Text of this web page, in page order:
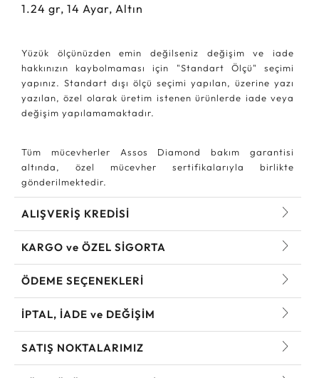
1.24 gr, 14 Ayar, Altın
Yüzük ölçünüzden emin değilseniz değişim ve iade
hakkınızın kaybolmaması için "Standart Ölçü" seçimi
yapınız. Standart dışı ölçü seçimi yapılan, üzerine yazı
yazılan, özel olarak üretim istenen ürünlerde iade veya
değişim yapılamamaktadır.
Tüm mücevherler Assos Diamond bakım garantisi
altında, özel mücevher sertifikalarıyla birlikte
gönderilmektedir.
ALIŞVERİŞ KREDİSİ
KARGO ve ÖZEL SİGORTA
ÖDEME SEÇENEKLERİ
İPTAL, İADE ve DEĞİŞİM
SATIŞ NOKTALARIMIZ